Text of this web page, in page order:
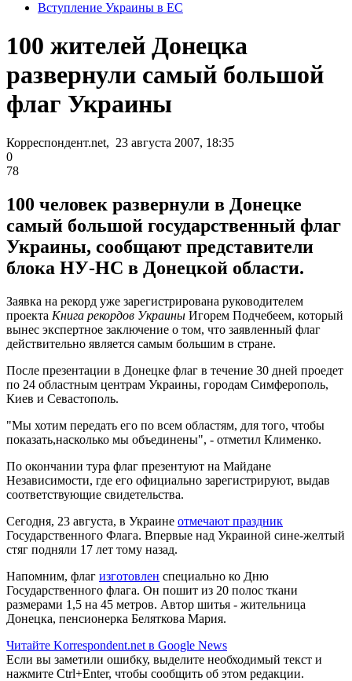
Вступление Украины в ЕС
100 жителей Донецка
развернули самый большой
флаг Украины
Корреспондент.net, 23 августа 2007, 18:35
0
78
100 человек развернули в Донецке
самый большой государственный флаг
Украины, сообщают представители
блока НУ-НС в Донецкой области.
Заявка на рекорд уже зарегистрирована руководителем
проекта Книга рекордов Украины Игорем Подчебеем, который
вынес экспертное заключение о том, что заявленный флаг
действительно является самым большим в стране.
После презентации в Донецке флаг в течение 30 дней проедет
по 24 областным центрам Украины, городам Симферополь,
Киев и Севастополь.
"Мы хотим передать его по всем областям, для того, чтобы
показать,насколько мы объединены", - отметил Клименко.
По окончании тура флаг презентуют на Майдане
Независимости, где его официально зарегистрируют, выдав
соответствующие свидетельства.
Сегодня, 23 августа, в Украине отмечают праздник
Государственного Флага. Впервые над Украиной сине-желтый
стяг подняли 17 лет тому назад.
Напомним, флаг изготовлен специально ко Дню
Государственного флага. Он пошит из 20 полос ткани
размерами 1,5 на 45 метров. Автор шитья - жительница
Донецка, пенсионерка Беляткова Мария.
Читайте Korrespondent.net в Google News
Если вы заметили ошибку, выделите необходимый текст и
нажмите Ctrl+Enter, чтобы сообщить об этом редакции.